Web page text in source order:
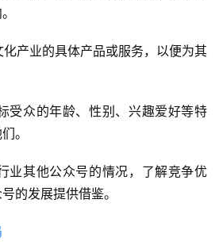
化产业的具体产品或服务，以便为其
受众的年龄、性别、兴趣爱好等特
。
业其他公众号的情况，了解竞争优
的发展提供借鉴。